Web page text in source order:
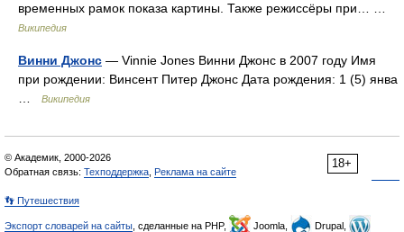
временных рамок показа картины. Также режиссёры при… …
Википедия
Винни Джонс — Vinnie Jones Винни Джонс в 2007 году Имя
при рождении: Винсент Питер Джонс Дата рождения: 1 (5) янва
Википедия
18+
© Академик, 2000-2026
Обратная связь: Техподдержка Реклама на сайте
👣 Путешествия
Экспорт словарей на сайты , сделанные на PHP, Joomla,
Drupal,